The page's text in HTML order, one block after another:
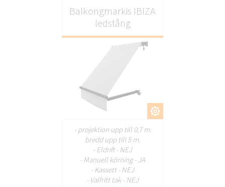
Balkongmarkis IBIZA
ledstång
- projektion upp till 0,7 m.
bredd upp till 5 m.
- Eldrift - NEJ
- Manuell körning - JA
- Kassett - NEJ
- Valfritt tak - NEJ